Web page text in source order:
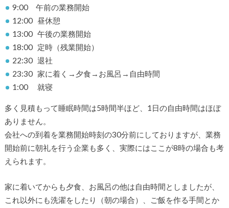
9:00 午前の業務開始
12:00 昼休憩
13:00 午後の業務開始
18:00 定時（残業開始）
22:30 退社
23:30 家に着く→夕食→お風呂→自由時間
1:00 就寝
多く見積もって睡眠時間は5時間半ほど、1日の自由時間はほぼ
ありません。
会社への到着を業務開始時刻の30分前にしておりますが、業務
開始前に朝礼を行う企業も多く、実際にはここが8時の場合も考
えられます。
家に着いてからも夕食、お風呂の他は自由時間としましたが、
これ以外にも洗濯をしたり（朝の場合）、ご飯を作る手間とか